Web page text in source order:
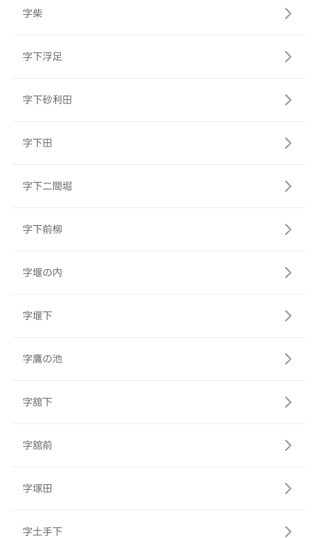
字柴
字下浮足
字下砂利田
字下田
字下二間堀
字下前柳
字堰の内
字堰下
字鷹の池
字舘下
字舘前
字塚田
字土手下